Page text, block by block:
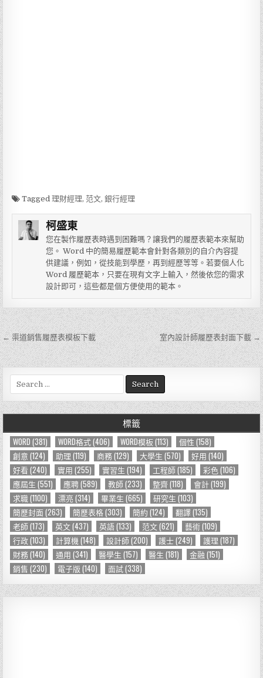
Tagged理財經理,范文,銀行經理
柯盛東
您在製作履歷表時遇到困難嗎？讓我們的履歷表範本來幫助
您。 Word 中的簡易履歷範本會針對各類別的自介內容提
供建議，例如，從技能到學歷，再到經歷等等。若要個人化
Word 履歷範本，只要在現有文字上輸入，然後依您的需求
設計即可，這些都是個方便使用的範本。
文
章
導
覽
← 渠道銷售履歷表模板下載 室內設計師履歷表封面下載 →
e
a
r
h
f
o
r
標籤
WORD (381) WORD格式(406) WORD模板(113) 個性 (158)
創意 (124) 助理 (119) 商務(129) 大學生 (570) 好用 (140)
好看 (240) 實用 (255) 實習生 (194) 工程師(185) 彩色 (106)
應屆生 (551) 應聘(589) 教師(233) 整齊(118) 會計(199)
求職(1100) 漂亮 (314) 畢業生 (665) 研究生 (103)
簡歷封面(263) 簡歷表格(303) 簡約 (124) 翻譯(135)
老師(173) 英文(437) 英語(133) 范文(621) 藝術(109)
行政(103) 計算機 (148) 設計師(200) 護士(249) 護理 (187)
財務(140) 通用 (341) 醫學生 (157) 醫生 (181) 金融 (151)
銷售 (230) 電子版 (140) 面試(338)